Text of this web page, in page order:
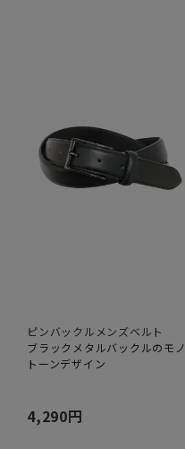
ピンバックルメンズベルト
ブラックメタルバックルのモノ
トーンデザイン
4,290円